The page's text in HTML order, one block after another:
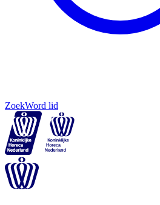
ZoekWord lid